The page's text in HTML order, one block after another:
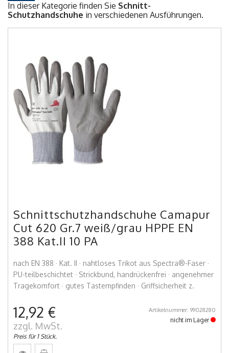
In dieser Kategorie finden Sie Schnitt-
Schutzhandschuhe in verschiedenen Ausführungen.
Schnittschutzhandschuhe Camapur
Cut 620 Gr.7 weiß/grau HPPE EN
388 Kat.II 10 PA
nach EN 388 · Kat. II · nahtloses Trikot aus Spectra®-Faser ·
PU-teilbeschichtet · Strickbund, handrückenfrei · angenehmer
Tragekomfort · gutes Tastempfinden · Griffsicherheit z.
12,92 €
zzgl. MwSt.
Preis für 1 Stück.
Artikelnummer: 99028280
nicht im Lager